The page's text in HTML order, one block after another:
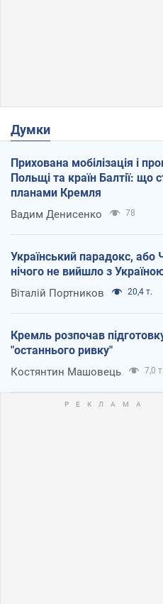
Думки
Прихована мобілізація і
Польщі та країн Балтії: що
планами Кремля
Вадим Денисенко 78
Український парадокс, або
нічого не вийшло з
Віталій Портников 20,4 т.
Кремль розпочав
"останнього ривку"
Костянтин Машовець 7,0 т.